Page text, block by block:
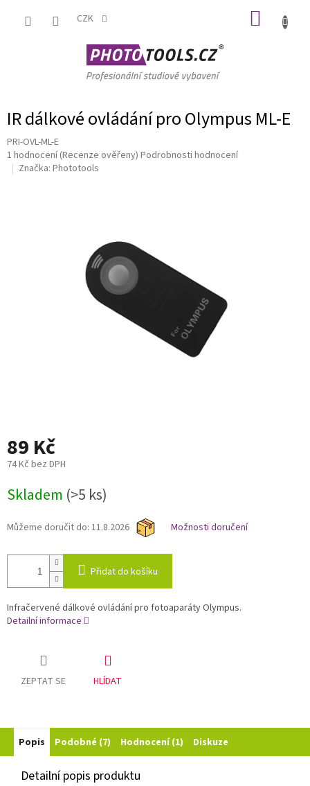
CZK
IR dálkové ovládání pro Olympus ML-E
PRI-OVL-ML-E
Průměrné
hodnocení
1 hodnocení(Recenze ověřeny) Podrobnosti hodnocení
Značka: Phototools
89 Kč
74 Kč bez DPH
cena:
Skladem (>5 ks)
Můžeme doručit do: 11.8.2026 Možnosti doručení
Přidat do košíku
Infračervené dálkové ovládání pro fotoaparáty Olympus.
Detailní informace
ZEPTAT SE HLÍDAT
Popis Podobné (7) Hodnocení (1) Diskuze
Detailní popis produktu